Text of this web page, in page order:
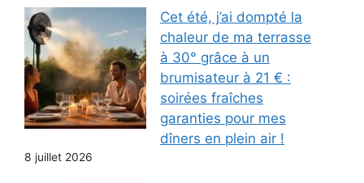
Cet été, j’ai dompté la
chaleur de ma terrasse
à 30° grâce à un
brumisateur à 21 € :
soirées fraîches
garanties pour mes
dîners en plein air !
8 juillet 2026